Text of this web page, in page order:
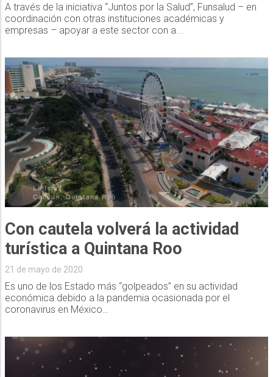
A través de la iniciativa “Juntos por la Salud”, Funsalud – en
coordinación con otras instituciones académicas y
empresas – apoyar a este sector con a...
Con cautela volverá la actividad
turística a Quintana Roo
21 de mayo de 2020
Es uno de los Estado más “golpeados” en su actividad
económica debido a la pandemia ocasionada por el
coronavirus en México…